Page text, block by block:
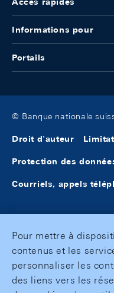
Informations pour
Portails
© Banque nationale
Droit d'auteur
Protection des
Courriels, appels
Pour mettre à
contenus et les
personnaliser les
des liens vers les